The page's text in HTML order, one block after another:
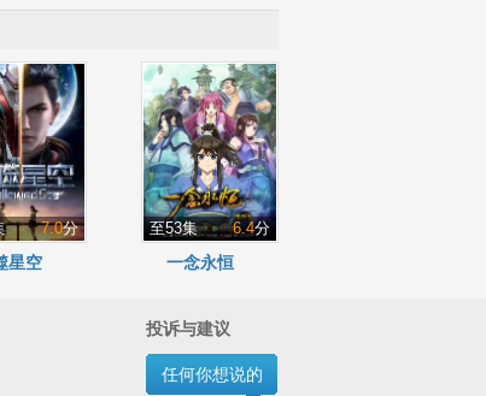
7.0分
星空
至53集 6.4分
一念永恒
投诉与建议
任何你想说的